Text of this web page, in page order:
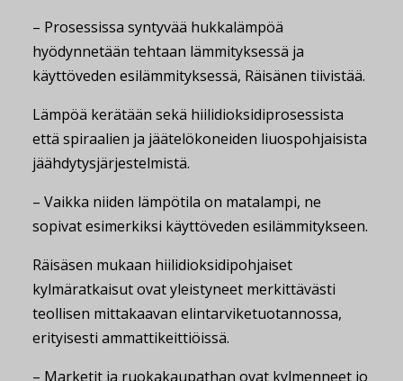
– Prosessissa syntyvää hukkalämpöä
hyödynnetään tehtaan lämmityksessä ja
käyttöveden esilämmityksessä, Räisänen tiivistää.
Lämpöä kerätään sekä hiilidioksidiprosessista
että spiraalien ja jäätelökoneiden liuospohjaisista
jäähdytysjärjestelmistä.
– Vaikka niiden lämpötila on matalampi, ne
sopivat esimerkiksi käyttöveden esilämmitykseen.
Räisäsen mukaan hiilidioksidipohjaiset
kylmäratkaisut ovat yleistyneet merkittävästi
teollisen mittakaavan elintarviketuotannossa,
erityisesti ammattikeittiöissä.
– Marketit ja ruokakaupathan ovat kylmenneet jo